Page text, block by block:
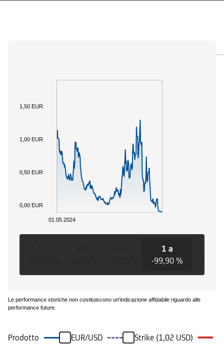
01.05.2024
0,00 EUR
0,50 EUR
1,00 EUR
1,50 EUR
1 a
-99,90 %
Le performance storiche non costituiscono un'indicazione affidabile riguardo alle
performance future.
Prodotto EUR/USD Strike (1,02 USD)